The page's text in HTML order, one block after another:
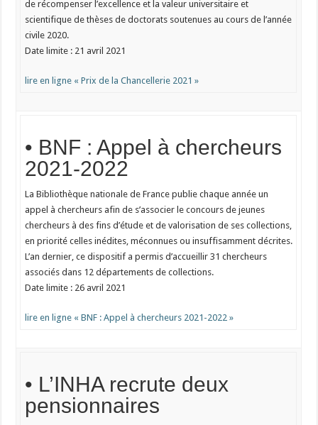
de récompenser l’excellence et la valeur universitaire et
scientifique de thèses de doctorats soutenues au cours de l’année
civile 2020.
Date limite : 21 avril 2021
lire en ligne « Prix de la Chancellerie 2021 »
• BNF : Appel à chercheurs
2021-2022
La Bibliothèque nationale de France publie chaque année un
appel à chercheurs afin de s’associer le concours de jeunes
chercheurs à des fins d’étude et de valorisation de ses collections,
en priorité celles inédites, méconnues ou insuffisamment décrites.
L’an dernier, ce dispositif a permis d’accueillir 31 chercheurs
associés dans 12 départements de collections.
Date limite : 26 avril 2021
lire en ligne « BNF : Appel à chercheurs 2021-2022 »
• L’INHA recrute deux
pensionnaires